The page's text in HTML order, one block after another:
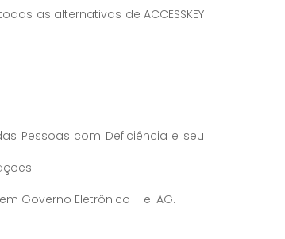
as alternativas de ACCESSKEY
Pessoas com Deficiência e seu
Governo Eletrônico – e-AG.